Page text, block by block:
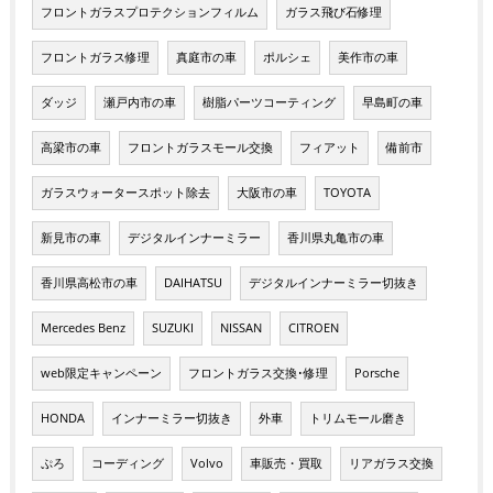
フロントガラスプロテクションフィルム ガラス飛び石修理
フロントガラス修理 真庭市の車 ポルシェ 美作市の車
ダッジ 瀬戸内市の車 樹脂パーツコーティング 早島町の車
高梁市の車 フロントガラスモール交換 フィアット 備前市
ガラスウォータースポット除去 大阪市の車 TOYOTA
新見市の車 デジタルインナーミラー 香川県丸亀市の車
香川県高松市の車 DAIHATSU デジタルインナーミラー切抜き
Mercedes Benz SUZUKI NISSAN CITROEN
web限定キャンペーン フロントガラス交換･修理 Porsche
HONDA インナーミラー切抜き 外車 トリムモール磨き
ぷろ コーディング Volvo 車販売・買取 リアガラス交換